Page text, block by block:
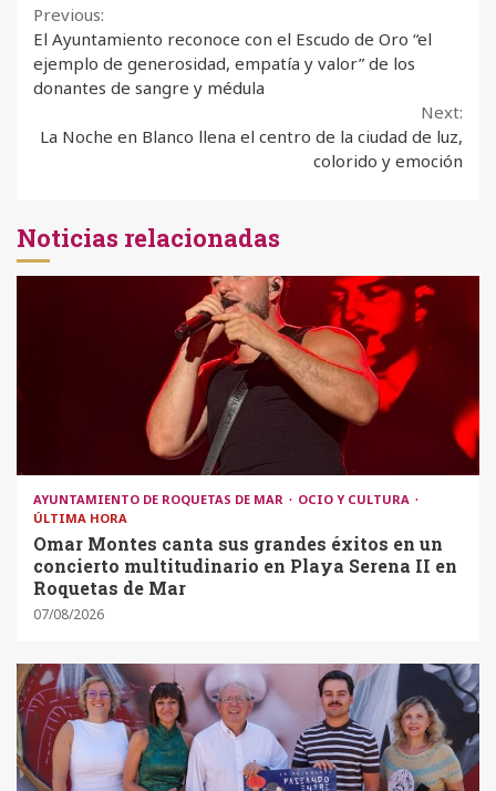
Continue
Reading
Previous:
El Ayuntamiento reconoce con el Escudo de Oro “el
ejemplo de generosidad, empatía y valor” de los
donantes de sangre y médula
Next:
La Noche en Blanco llena el centro de la ciudad de luz,
colorido y emoción
Noticias relacionadas
AYUNTAMIENTO DE ROQUETAS DE MAR
OCIO Y CULTURA
ÚLTIMA HORA
Omar Montes canta sus grandes éxitos en un
concierto multitudinario en Playa Serena II en
Roquetas de Mar
07/08/2026